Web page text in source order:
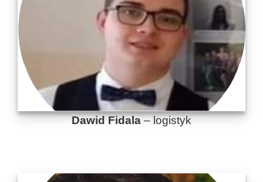
Dawid Fidala– logistyk